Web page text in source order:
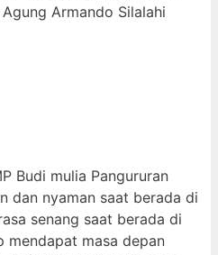
Armando Silalahi
Budi mulia Pangururan
dan nyaman saat berada di
senang saat berada di
mendapat masa depan